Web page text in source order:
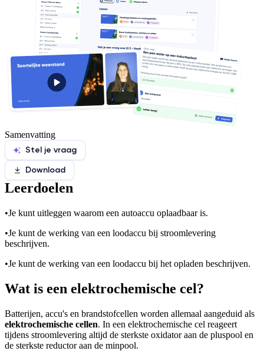
Samenvatting
Stel je vraag
Download
Leerdoelen
•Je kunt uitleggen waarom een autoaccu oplaadbaar is.
•Je kunt de werking van een loodaccu bij stroomlevering
beschrijven.
•Je kunt de werking van een loodaccu bij het opladen beschrijven.
Wat is een elektrochemische cel?
Batterijen, accu's en brandstofcellen worden allemaal aangeduid als
elektrochemische cellen. In een elektrochemische cel reageert
tijdens stroomlevering altijd de sterkste oxidator aan de pluspool en
de sterkste reductor aan de minpool.